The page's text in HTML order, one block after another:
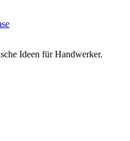
Ideen für Handwerker.